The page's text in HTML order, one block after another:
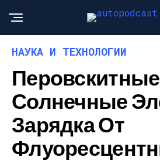
НАУКА И ТЕХНОЛОГИИ
Перовскитные
Солнечные
Зарядка От